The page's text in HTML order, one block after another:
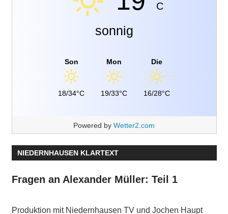
C
sonnig
Son
18/34°C
Mon
19/33°C
Die
16/28°C
Powered by Wetter2.com
NIEDERNHAUSEN KLARTEXT
Fragen an Alexander Müller: Teil 1
Produktion mit Niedernhausen TV und Jochen Haupt